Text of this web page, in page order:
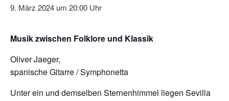
9. März 2024 um 20:00
Musik zwischen Folklore und Klassik
Oliver Jaeger,
spanische Gitarre / Symphonetta
Unter ein und demselben Sternenhimmel liegen Sevilla